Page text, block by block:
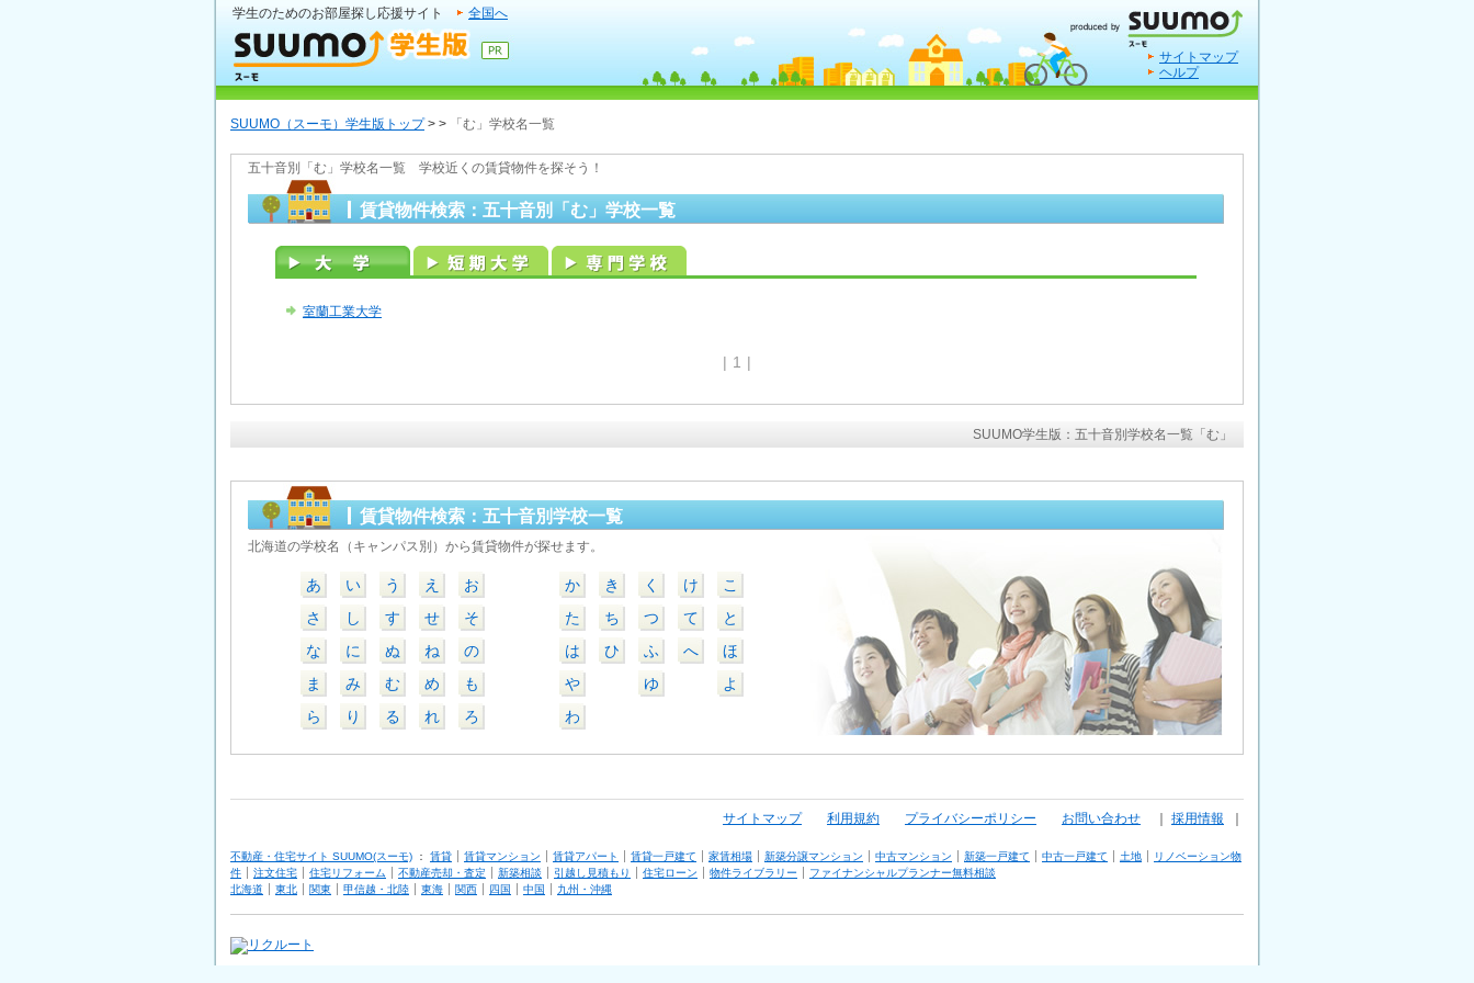
学生のためのお部屋探し応援サイト 全国へ
サイトマップ
ヘルプ
SUUMO（スーモ）学生版トップ> > 「む」学校名一覧
五十音別「む」学校名一覧 学校近くの賃貸物件を探そう！
賃貸物件検索：五十音別「む」学校一覧
室蘭工業大学
| 1 |
SUUMO学生版：五十音別学校名一覧「む」
賃貸物件検索：五十音別学校一覧
北海道の学校名（キャンパス別）から賃貸物件が探せます。
あ い う え
お
さ
し す せ
そ
な
に ぬ ね
の
ま
み む め
も
ら
り る れ ろ
か き く け
こ
た
ち つ て
と
は
ひ ふ へ
ほ
や
ゆ
よ
わ
サイトマップ 利用規約 プライバシーポリシー お問い合わせ 採用情報
不動産・住宅サイト SUUMO(スーモ) ： 賃貸 賃貸マンション 賃貸アパート 賃貸一戸建て 家賃相場 新築分譲マンション 中古マンション 新築一戸建て 中古一戸建て 土地
リノベーション物
件
注文住宅 住宅リフォーム 不動産売却・査定 新築相談 引越し見積もり 住宅ローン 物件ライブラリー
ファイナンシャルプランナー無料相談
北海道
東北 関東 甲信越・北陸 東海 関西 四国 中国 九州・沖縄